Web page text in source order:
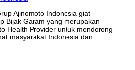
Ajinomoto Indonesia giat
Bijak Garam yang merupakan
Health Provider untuk mendorong
masyarakat Indonesia dan